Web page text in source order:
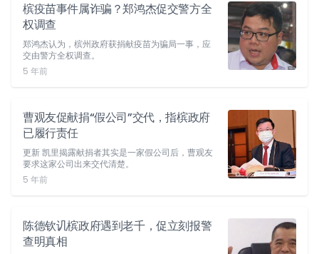
槟疫苗事件属诈骗？郑鸿杰促交警方全
权调查
郑鸿杰认为，槟州政府获捐献疫苗为骗局一事，应
交由警方全权调查。
5 年前
曹观友促献捐“假公司”交代，指槟政府
已履行责任
更新 凯里揭露献捐者其实是一家假公司后，曹观友
要求这家公司出来交代清楚。
5 年前
陈德钦讥槟政府遇到老千，促立刻报警
查明真相